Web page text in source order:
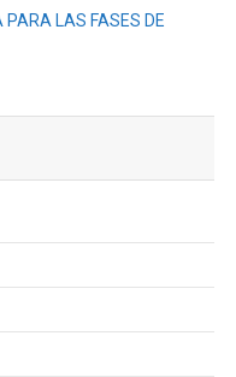
PARA LAS FASES DE